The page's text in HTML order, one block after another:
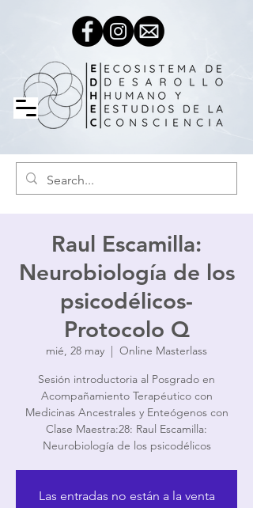
Raul Escamilla:
Neurobiología de los
psicodélicos-
Protocolo Q
mié, 28 may
  |
Online Masterlass
Sesión introductoria al Posgrado en
Acompañamiento Terapéutico con
Medicinas Ancestrales y Enteógenos con
Clase Maestra:28: Raul Escamilla:
Neurobiología de los psicodélicos
Las entradas no están a la venta